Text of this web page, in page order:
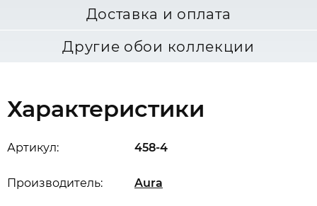
Доставка и оплата
Другие обои коллекции
Характеристики
Артикул: 458-4
Производитель: Aura